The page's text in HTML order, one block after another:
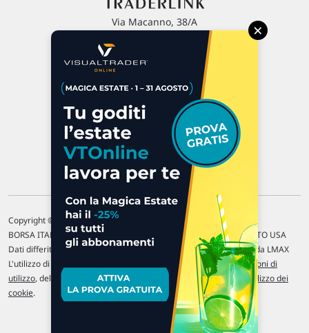
Via Macanno, 38/A
P.IVA 02 452 460 401
Chi siamo
Commenti e segnalazioni
Contattaci
Copyright © 1996-2026 Traderlink Italia s.r.l.
BORSA ITALIANA Quotazioni di borsa differite di 15 min. / MERCATO USA
Dati differiti di 15 min. (fonte Intrinio) / FOREX Quotazioni fornite da LMAX
L'utilizzo di questo sito implica l'accettazione delle nostre Condizioni di
utilizzo, del Disclaimer MAR, delle Politiche sulla privacye dell' Utilizzo dei
cookie.
×